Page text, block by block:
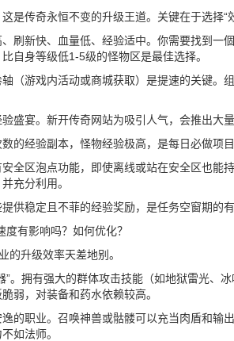
是传奇永恒不变的升级王道。关键在于选择“
刷新快、血量低、经验适中。你需要找到一
自身等级低1-5级的怪物区是最佳选择。
（游戏内活动或商城获取）是提速的关键。
盛宴。新开传奇网站为吸引人气，会推出大
的经验副本，怪物经验极高，是每日必做项
全区泡点功能，即使离线或站在安全区也能
充分利用。
供稳定且不菲的经验奖励，是任务空窗期的
有影响吗？如何优化？
的升级效率天差地别。
”。拥有强大的群体攻击技能（如地狱雷光、
弱，对装备和药水依赖较高。
的职业。召唤神兽或骷髅可以充当肉盾和输
如法师。